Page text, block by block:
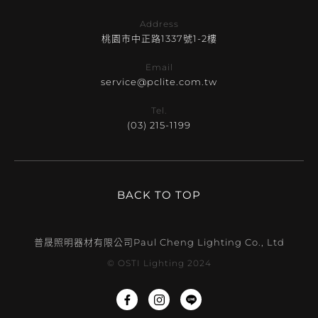
Address
桃園市中正路1337號1-2樓
Email
service@pclite.com.tw
Tel.
(03) 215-1199
BACK TO TOP
普晟照明器材有限公司Paul Cheng Lighting Co., Ltd
© OSTI Lighting 2024